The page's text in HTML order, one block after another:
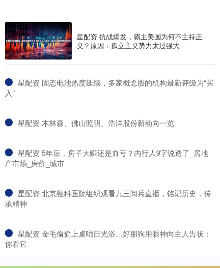
星配资 抗战爆发，霸主美国为何不主持正
义？原因：孤立主义势力太过强大
​星配资 固态电池热度延续，多家概念股的机构最新评级为“买
入”
​星配资 木林森、佛山照明、浩洋股份新动向一览
​星配资 5年后，房子大赚还是血亏？内行人9字说透了_房地
产市场_房价_城市
​星配资 北京融科医院组织观看九三阅兵直播，铭记历史，传
承精神
​星配资 金毛偷偷上桌晒日光浴…好朋狗用眼神向主人告状：
你看它